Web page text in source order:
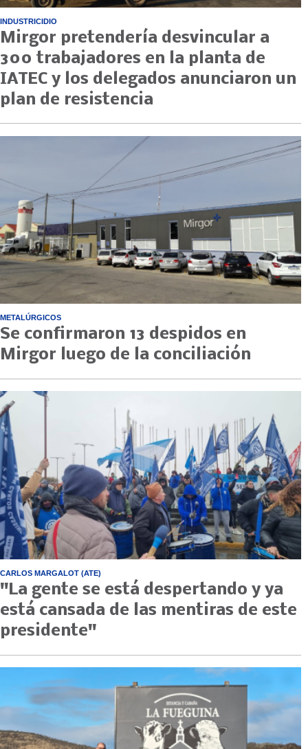
INDUSTRICIDIO
Mirgor pretendería desvincular a
300 trabajadores en la planta de
IATEC y los delegados anunciaron un
plan de resistencia
METALÚRGICOS
Se confirmaron 13 despidos en
Mirgor luego de la conciliación
CARLOS MARGALOT (ATE)
"La gente se está despertando y ya
está cansada de las mentiras de este
presidente"